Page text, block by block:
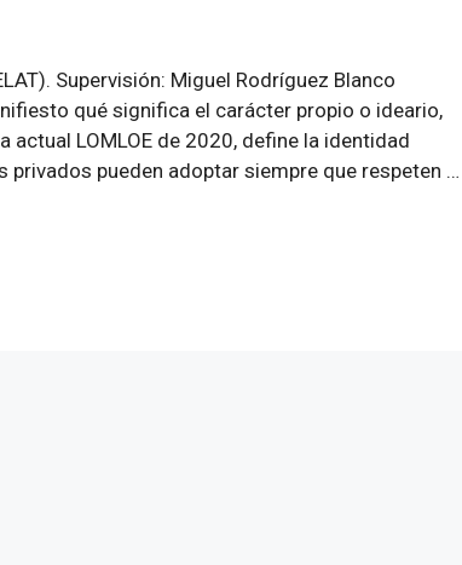
Supervisión: Miguel Rodríguez Blanco
qué significa el carácter propio o ideario,
actual LOMLOE de 2020, define la identidad
pueden adoptar siempre que respeten …